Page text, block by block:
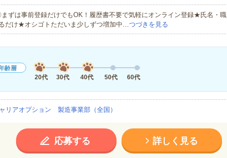
ずは事前登録だけでもOK！履歴書不要で気軽にオンライン登録★氏名・職
だけ★オシゴトただいま少しずつ増加中…つづきを見る
齢層
20代
30代 40代 50代 60代
リアオプション 製造事業部（全国）
応募する 詳しく見る